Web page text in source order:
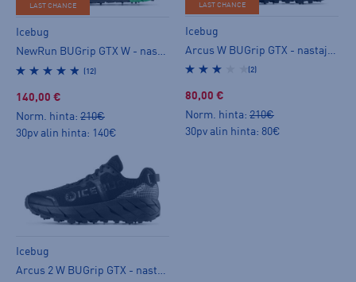
LAST CHANCE
Icebug
NewRun BUGrip GTX W - nastajuoksukengät
(12)
140,00 €
Norm. hinta: 210€
30pv alin hinta: 140€
LAST CHANCE
Icebug
Arcus W BUGrip GTX - nastajuoksukengät
(2)
80,00 €
Norm. hinta: 210€
30pv alin hinta: 80€
Icebug
Arcus 2 W BUGrip GTX - nastajuoksukengät